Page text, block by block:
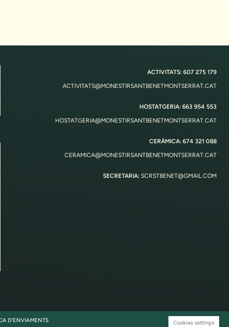
ACTIVITATS: 607 275 179
ACTIVITATS@MONESTIRSANTBENETMONTSERRAT.CAT
HOSTATGERIA: 663 954 553
HOSTATGERIA@MONESTIRSANTBENETMONTSERRAT.CAT
CERÀMICA: 674 321 088
CERAMICA@MONESTIRSANTBENETMONTSERRAT.CAT
SECRETARIA: SCRSTBENET@GMAIL.COM
D’ENVIAMENTS Cookies settings